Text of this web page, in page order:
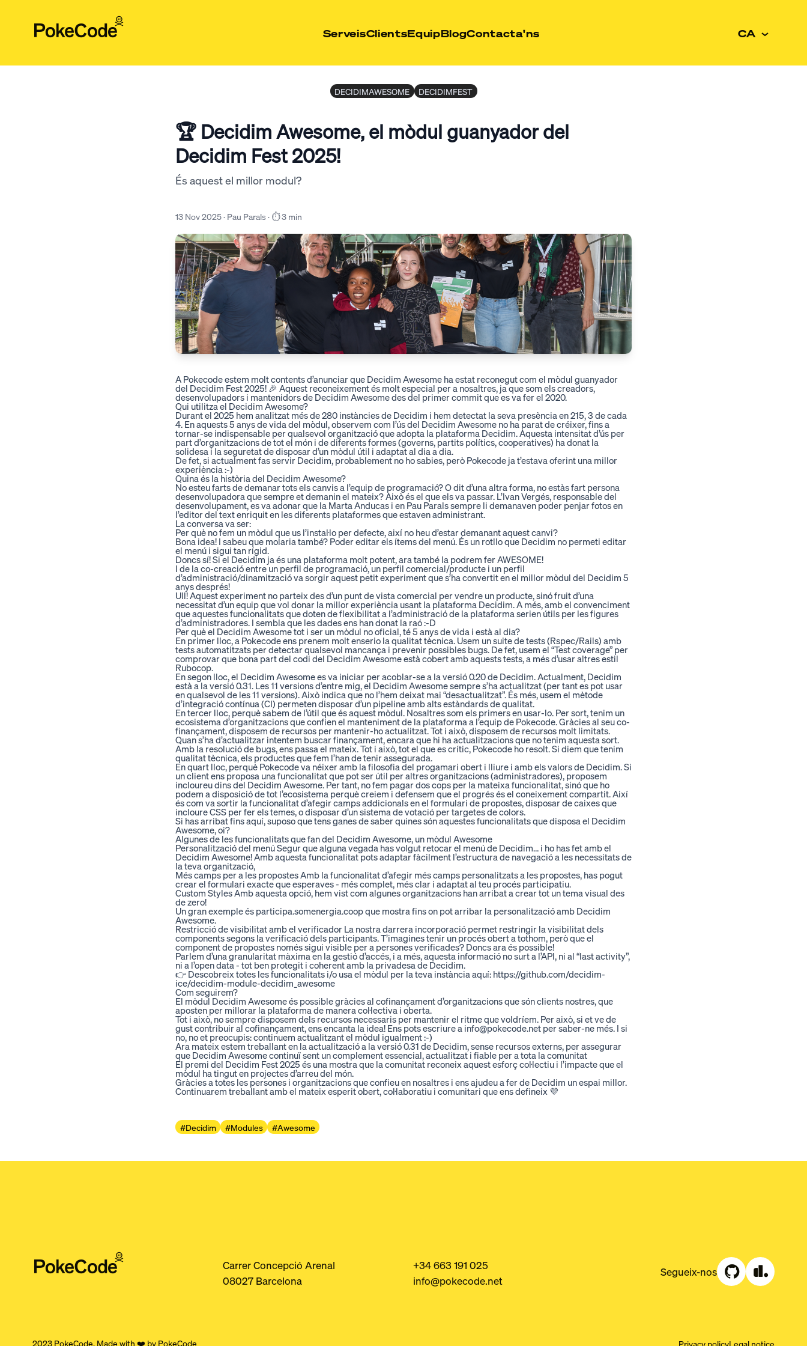
ServeisClientsEquipBlogContacta'ns CA
DECIDIMAWESOME DECIDIMFEST
🏆 Decidim Awesome, el mòdul guanyador del
Decidim Fest 2025!
És aquest el millor modul?
13 Nov 2025 · Pau Parals · ⏱️ 3 min
A Pokecode estem molt contents d’anunciar que Decidim Awesome ha estat reconegut com el mòdul guanyador
del Decidim Fest 2025! 🎉 Aquest reconeixement és molt especial per a nosaltres, ja quesom els creadors,
desenvolupadors i mantenidors de Decidim Awesomedes del primer commit que es va fer el 2020.
Qui utilitza el Decidim Awesome?
Durant el 2025 hem analitzat més de 280 instàncies de Decidim i hem detectat la seva presència en 215,3 de cada
4. En aquests 5 anys de vida del mòdul, observem com l’ús del Decidim Awesome no ha parat de créixer, fins a
tornar-se indispensable per qualsevol organització que adopta la plataforma Decidim. Aquesta intensitat d’ús per
part d’organitzacions de tot el món i de diferents formes (governs, partits polítics, cooperatives) ha donat la
solidesa i la seguretat de disposar d’un mòdul útil i adaptat al dia a dia.
De fet, si actualment fas servir Decidim, probablement no ho sabies, però Pokecode ja t’estava oferint una millor
experiència :-)
Quina és la història del Decidim Awesome?
No esteu farts de demanar tots els canvis a l’equip de programació? O dit d’una altra forma, no estàs fart persona
desenvolupadora que sempre et demanin el mateix? Això és el que els va passar. L’Ivan Vergés, responsable del
desenvolupament, es va adonar que la Marta Anducas i en Pau Parals sempre li demanaven poder penjar fotos en
l’editor del text enriquit en les diferents plataformes que estaven administrant.
La conversa va ser:
Per què no fem un mòdul que us l’instal·lo per defecte, així no heu d’estar demanant aquest canvi?
Bona idea! I sabeu que molaria també? Poder editar els ítems del menú. És un rotllo que Decidim no permeti editar
el menú i sigui tan rígid.
Doncs sí! Si el Decidim ja és una plataforma molt potent, ara també la podrem ferAWESOME!
I de la co-creació entre un perfil de programació, un perfil comercial/producte i un perfil
d’administració/dinamització va sorgir aquest petit experiment que s’ha convertit en el millor mòdul del Decidim 5
anys després!
Ull! Aquest experiment no parteix des d’un punt de vista comercial per vendre un producte, sinó fruit d’una
necessitat d’un equip que vol donar la millor experiència usant la plataforma Decidim. A més, amb el convenciment
que aquestes funcionalitats que doten de flexibilitat a l’administració de la plataforma serien útils per les figures
d’administradores. I sembla que les dades ens han donat la raó :-D
Per què el Decidim Awesome tot i ser un mòdul no oficial, té 5 anys de vida i està al dia?
En primer lloc, a Pokecode ens prenem molt enserio la qualitat tècnica. Usem un suite de tests (Rspec/Rails) amb
tests automatitzats per detectar qualsevol mancança i prevenir possibles bugs. De fet, usem el “Test coverage” per
comprovar que bona part del codi del Decidim Awesome està cobert amb aquests tests, a més d’usar altres estil
Rubocop.
En segon lloc, el Decidim Awesome es va iniciar per acoblar-se a la versió 0.20 de Decidim. Actualment, Decidim
està a la versió 0.31. Les 11 versions d’entre mig, el Decidim Awesome sempre s’ha actualitzat (per tant es pot usar
en qualsevol de les 11 versions). Això indica que no l’hem deixat mai “desactualitzat”. És més, usem el mètode
d’integració contínua (CI) permeten disposar d’un pipeline amb alts estàndards de qualitat.
En tercer lloc, perquè sabem de l’útil que és aquest mòdul. Nosaltres som els primers en usar-lo. Per sort, tenim un
ecosistema d’organitzacions que confien el manteniment de la plataforma a l’equip de Pokecode. Gràcies al seu co-
finançament, disposem de recursos per mantenir-ho actualitzat. Tot i això, disposem de recursos molt limitats.
Quan s’ha d’actualitzar intentem buscar finançament, encara que hi ha actualitzacions que no tenim aquesta sort.
Amb la resolució de bugs, ens passa el mateix. Tot i això, tot el que es crític, Pokecode ho resolt. Si diem que tenim
qualitat tècnica, els productes que fem l’han de tenir assegurada.
En quart lloc, perquè Pokecode va néixer amb la filosofia del progamari obert i lliure i amb els valors de Decidim. Si
un client ens proposa una funcionalitat que pot ser útil per altres organitzacions (administradores), proposem
incloureu dins del Decidim Awesome. Per tant, no fem pagar dos cops per la mateixa funcionalitat, sinó que ho
podem a disposició de tot l’ecosistema perquè creiem i defensem que el progrés és el coneixement compartit. Així
és com va sortir la funcionalitat d’afegir camps addicionals en el formulari de propostes, disposar de caixes que
incloure CSS per fer els temes, o disposar d’un sistema de votació per targetes de colors.
Si has arribat fins aquí, suposo que tens ganes de saber quines són aquestes funcionalitats que disposa el Decidim
Awesome, oi?
Algunes de les funcionalitats que fan del Decidim Awesome, un mòdul Awesome
Personalització del menúSegur que alguna vegada has volgut retocar el menú de Decidim… i ho has fet amb el
Decidim Awesome! Amb aquesta funcionalitat pots adaptar fàcilment l’estructura de navegació a les necessitats de
la teva organització,
Més camps per a les propostesAmb la funcionalitat d’afegir més camps personalitzats a les propostes, has pogut
crear el formulari exacte que esperaves - més complet, més clar i adaptat al teu procés participatiu.
Custom StylesAmb aquesta opció, hem vist com algunes organitzacions han arribat a crear tot un tema visual des
de zero!
Un gran exemple és participa.somenergia.coopque mostra fins on pot arribar la personalització amb Decidim
Awesome.
Restricció de visibilitat amb el verificador La nostra darrera incorporació permet restringir la visibilitat dels
components segons la verificació dels participants. T’imagines tenir un procés obert a tothom, però que el
component de propostes només sigui visible per a persones verificades? Doncs ara és possible!
Parlem d’una granularitat màxima en la gestió d’accés, i a més, aquesta informació no surt a l’API, ni al “last activity”,
ni a l’open data - tot ben protegit i coherent amb la privadesa de Decidim.
👉 Descobreix totes les funcionalitats i/o usa el mòdul per la teva instància aquí: https://github.com/decidim-
ice/decidim-module-decidim_awesome
Com seguirem?
El mòdul Decidim Awesome és possible gràcies al cofinançament d’organitzacions que són clients nostres, que
aposten per millorar la plataforma de manera col·lectiva i oberta.
Tot i això, no sempre disposem dels recursos necessaris per mantenir el ritme que voldríem. Per això, si et ve de
gust contribuir al cofinançament, ens encanta la idea! Ens pots escriure a info@pokecode.net per saber-ne més. I si
no, no et preocupis:continuem actualitzant el mòdul igualment :-)
Ara mateix estem treballant en la actualització a la versió 0.31 de Decidim, sense recursos externs, per assegurar
que Decidim Awesome continuï sent un complement essencial, actualitzat i fiable per a tota la comunitat
El premi del Decidim Fest 2025 és una mostra que la comunitat reconeix aquest esforç col·lectiu i l’impacte que el
mòdul ha tingut en projectes d’arreu del món.
Gràcies a totes les persones i organitzacions que confieu en nosaltres i ens ajudeu a fer de Decidim un espai millor.
Continuarem treballant amb el mateix esperit obert, col·laboratiu i comunitari que ens defineix 💜
#Decidim #Modules #Awesome
Carrer Concepció Arenal
08027 Barcelona
+34 663 191 025
info@pokecode.net
Segueix-nos
2023 PokeCode. Made with ❤️ by PokeCode Privacy policyLegal notice